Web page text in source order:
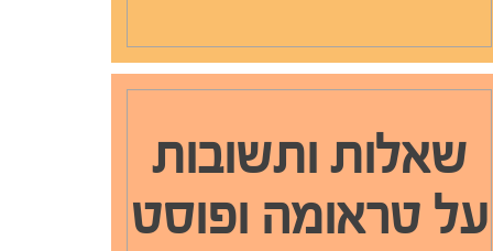
שאלות ותשובות
על טראומה ופוסט